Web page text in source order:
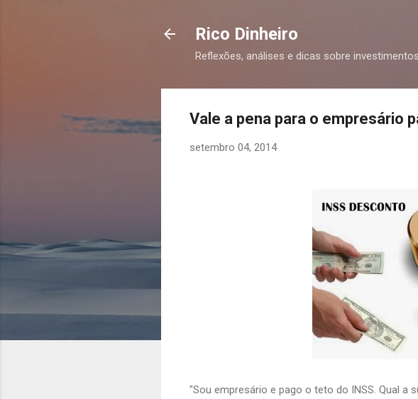
Rico Dinheiro
Reflexões, análises e dicas sobre
Vale a pena para o empresário
setembro 04, 2014
"Sou empresário e pago o teto do INSS. Qual a